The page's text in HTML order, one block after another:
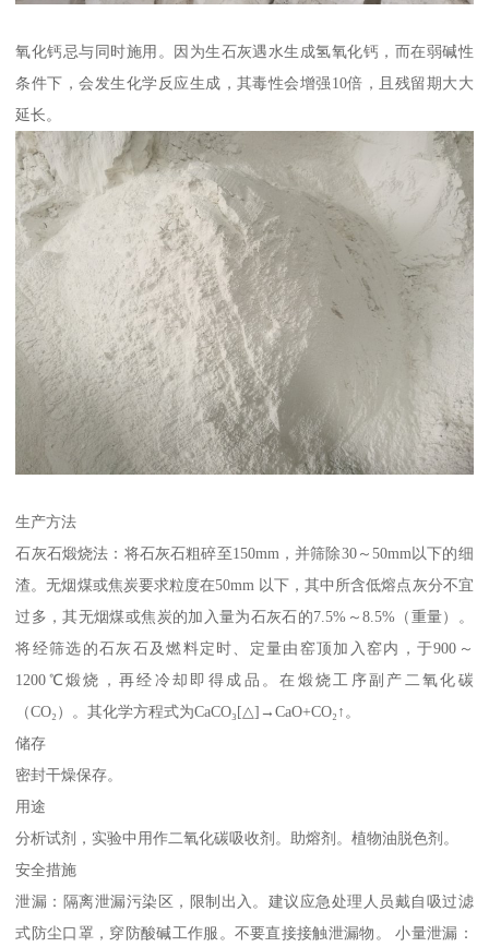
氧化钙忌与同时施用。因为生石灰遇水生成氢氧化钙，而在弱碱性
条件下，会发生化学反应生成，其毒性会增强10倍，且残留期大大
延长。
生产方法
石灰石煅烧法：将石灰石粗碎至150mm，并筛除30～50mm以下的细
渣。无烟煤或焦炭要求粒度在50mm 以下，其中所含低熔点灰分不宜
过多，其无烟煤或焦炭的加入量为石灰石的7.5%～8.5%（重量）。
将经筛选的石灰石及燃料定时、定量由窑顶加入窑内，于900～
1200℃煅烧，再经冷却即得成品。在煅烧工序副产二氧化碳
（CO₂）。其化学方程式为CaCO₃[△]→CaO+CO₂↑。
储存
密封干燥保存。
用途
分析试剂，实验中用作二氧化碳吸收剂。助熔剂。植物油脱色剂。
安全措施
泄漏：隔离泄漏污染区，限制出入。建议应急处理人员戴自吸过滤
式防尘口罩，穿防酸碱工作服。不要直接接触泄漏物。 小量泄漏：